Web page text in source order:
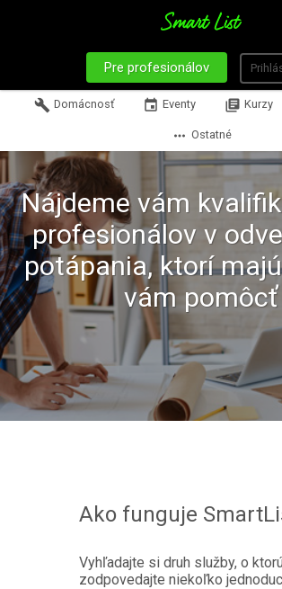
Pre profesionálov
build Domácnosť event Eventy library_books Kurzy
more_horiz Ostatné
Nájdeme vám
profesionálov v
potápania, ktorí
vám pomôcť
Ako funguje
Vyhľadajte si druh služby, o
zodpovedajte niekoľko